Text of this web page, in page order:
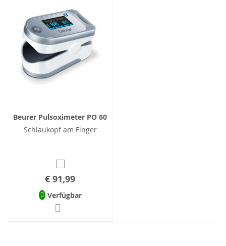
Beurer Pulsoximeter PO 60
Schlaukopf am Finger
€ 91,99
Verfügbar